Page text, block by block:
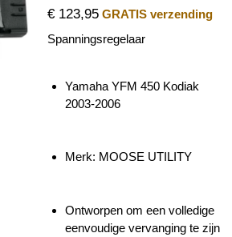
€ 123,95 GRATIS verzending
Spanningsregelaar
Yamaha YFM 450 Kodiak
2003-2006
Merk: MOOSE UTILITY
Ontworpen om een volledige
eenvoudige vervanging te zijn